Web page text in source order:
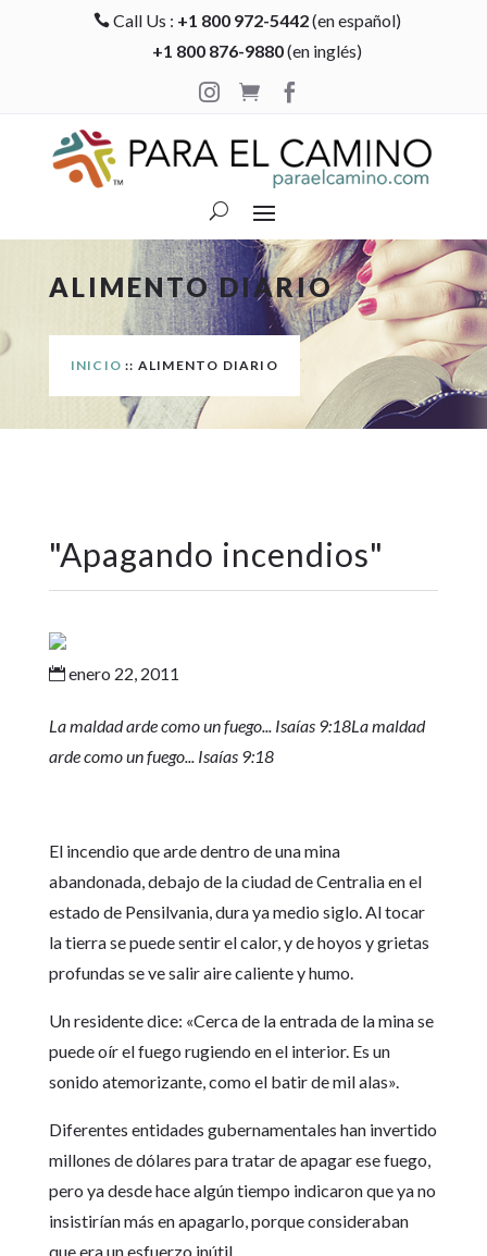
 Call Us : +1 800 972-5442(en español)
+1 800 876-9880(en inglés)

 
ALIMENTO DIARIO
INICIO :: ALIMENTO DIARIO
"Apagando incendios"
enero 22, 2011
La maldad arde como un fuego... Isaías 9:18La maldad
arde como un fuego... Isaías 9:18
El incendio que arde dentro de una mina
abandonada, debajo de la ciudad de Centralia en el
estado de Pensilvania, dura ya medio siglo. Al tocar
la tierra se puede sentir el calor, y de hoyos y grietas
profundas se ve salir aire caliente y humo.
Un residente dice: «Cerca de la entrada de la mina se
puede oír el fuego rugiendo en el interior. Es un
sonido atemorizante, como el batir de mil alas».
Diferentes entidades gubernamentales han invertido
millones de dólares para tratar de apagar ese fuego,
pero ya desde hace algún tiempo indicaron que ya no
insistirían más en apagarlo, porque consideraban
que era un esfuerzo inútil.